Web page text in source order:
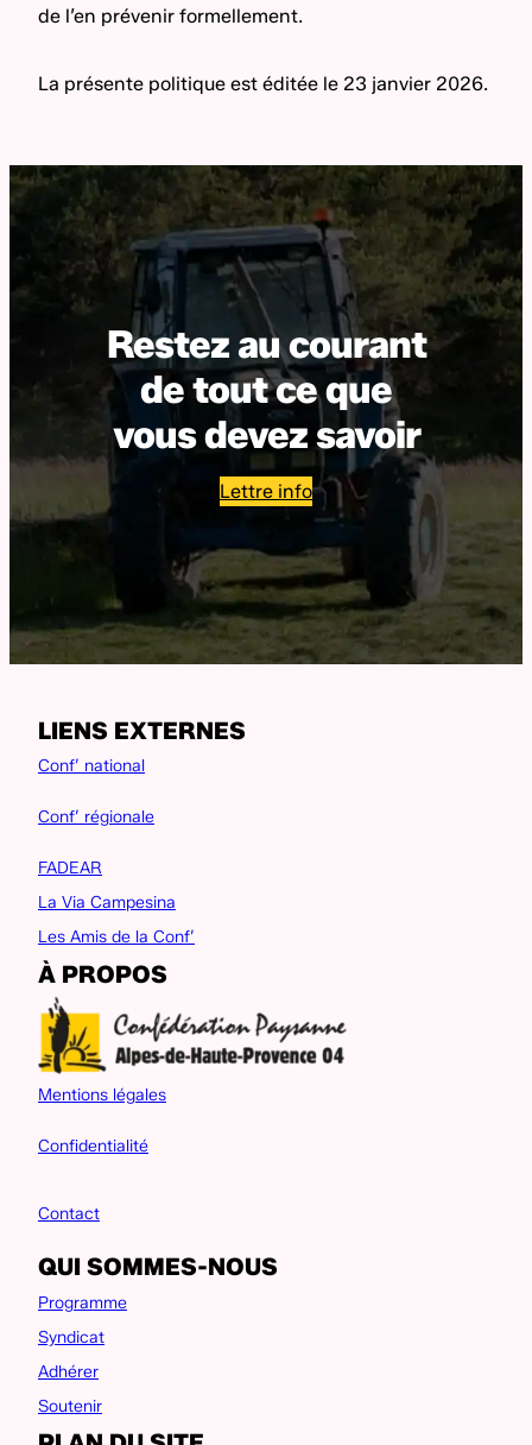
de l’en prévenir formellement.
La présente politique est éditée le 23 janvier 2026.
Restez au courant
de tout ce que
vous devez savoir
Lettre info
LIENS EXTERNES
Conf’ national
Conf’ régionale
FADEAR
La Via Campesina
Les Amis de la Conf’
À PROPOS
Mentions légales
Confidentialité
Contact
QUI SOMMES-NOUS
Programme
Syndicat
Adhérer
Soutenir